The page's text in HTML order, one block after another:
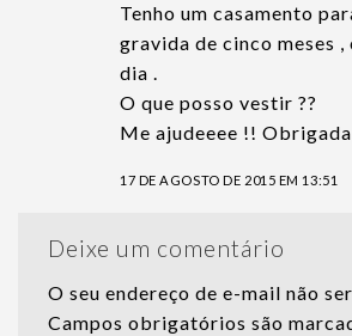
Tenho um casamento
gravida de cinco meses ,
dia .
O que posso vestir ??
Me ajudeeee !!
17 DE AGOSTO DE 2015 EM 13:51
Deixe um comentário
O seu endereço de e-mail não
Campos obrigatórios são